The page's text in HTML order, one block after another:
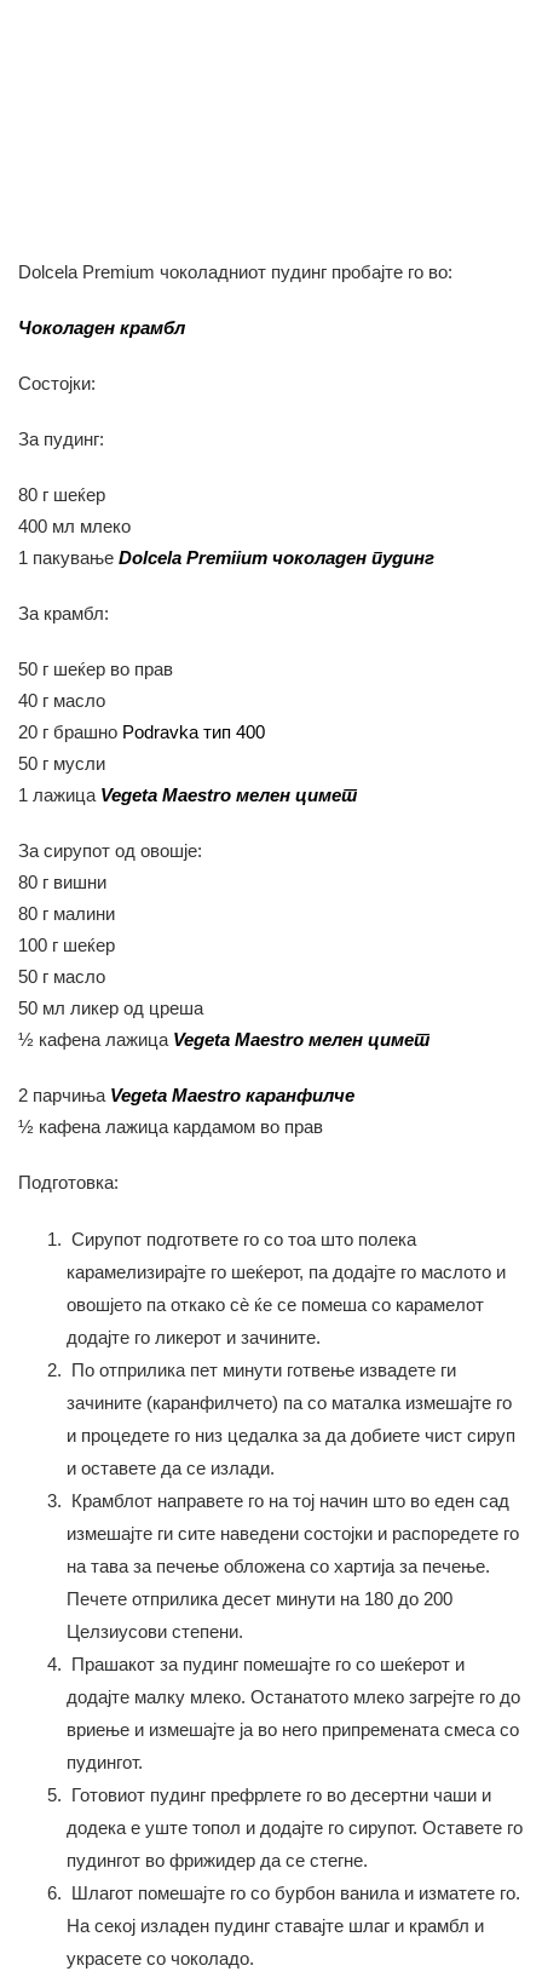
Dolcela Premium чоколадниот пудинг пробајте го во:
Чоколаден крамбл
Состојки:
За пудинг:
80 г шеќер
400 мл млеко
1 пакување Dolcela Premiium чоколаден пудинг
За крамбл:
50 г шеќер во прав
40 г масло
20 г брашно Podravka тип 400
50 г мусли
1 лажица Vegeta Maestro мелен цимет
За сирупот од овошје:
80 г вишни
80 г малини
100 г шеќер
50 г масло
50 мл ликер од цреша
½ кафена лажица Vegeta Maestro мелен цимет
2 парчиња Vegeta Maestro каранфилче
½ кафена лажица кардамом во прав
Подготовка:
Сирупот подгответе го со тоа што полека
карамелизирајте го шеќерот, па додајте го маслото и
овошјето па откако сè ќе се помеша со карамелот
додајте го ликерот и зачините.
По отприлика пет минути готвење извадете ги
зачините (каранфилчето) па со маталка измешајте го
и процедете го низ цедалка за да добиете чист сируп
и оставете да се излади.
Крамблот направете го на тој начин што во еден сад
измешајте ги сите наведени состојки и распоредете го
на тава за печење обложена со хартија за печење.
Печете отприлика десет минути на 180 до 200
Целзиусови степени.
Прашакот за пудинг помешајте го со шеќерот и
додајте малку млеко. Останатото млеко загрејте го до
вриење и измешајте ја во него припремената смеса со
пудингот.
Готовиот пудинг префрлете го во десертни чаши и
додека е уште топол и додајте го сирупот. Оставете го
пудингот во фрижидер да се стегне.
Шлагот помешајте го со бурбон ванила и изматете го.
На секој изладен пудинг ставајте шлаг и крамбл и
украсете со чоколадо.